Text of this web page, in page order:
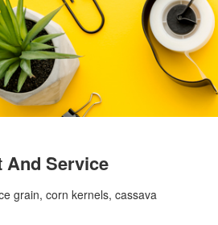
And Service
grain, corn kernels, cassava